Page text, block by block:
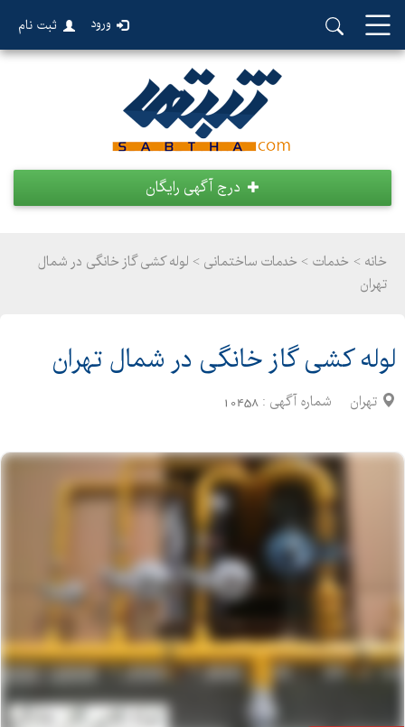
ورود ثبت نام
درج آگهی رایگان
خانه > خدمات > خدمات ساختمانی > لوله کشی گاز خانگی در شمال
تهران
لوله کشی گاز خانگی در شمال تهران
تهران شماره آگهی : 10458